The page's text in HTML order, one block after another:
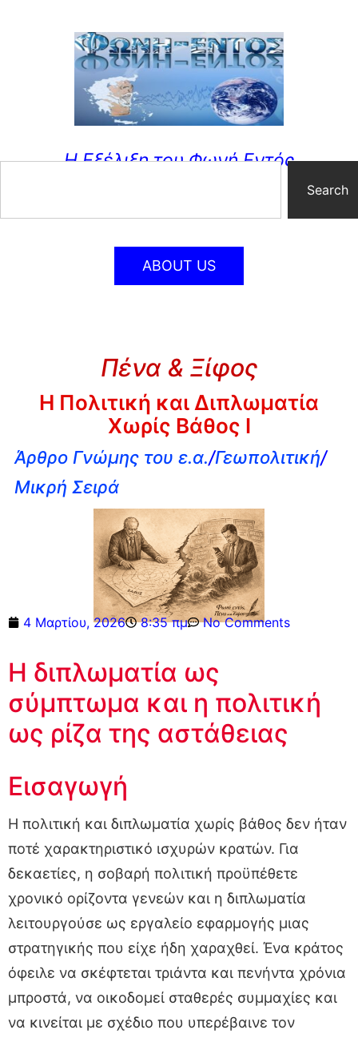
Η Εξέλιξη του Φωνή Εντός
Search
ABOUT US
Πένα & Ξίφος
Η Πολιτική και Διπλωματία
Χωρίς Βάθος I
Άρθρο Γνώμης του ε.α./Γεωπολιτική/
Μικρή Σειρά
4 Μαρτίου, 2026 8:35 πμ No Comments
Η διπλωματία ως
σύμπτωμα και η πολιτική
ως ρίζα της αστάθειας
Εισαγωγή
Η πολιτική και διπλωματία χωρίς βάθος δεν ήταν
ποτέ χαρακτηριστικό ισχυρών κρατών. Για
δεκαετίες, η σοβαρή πολιτική προϋπέθετε
χρονικό ορίζοντα γενεών και η διπλωματία
λειτουργούσε ως εργαλείο εφαρμογής μιας
στρατηγικής που είχε ήδη χαραχθεί. Ένα κράτος
όφειλε να σκέφτεται τριάντα και πενήντα χρόνια
μπροστά, να οικοδομεί σταθερές συμμαχίες και
να κινείται με σχέδιο που υπερέβαινε τον